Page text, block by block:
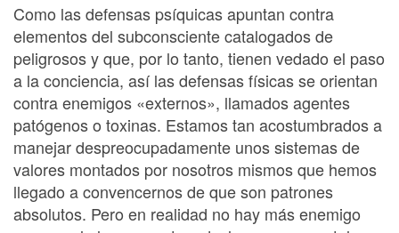
Como las defensas psíquicas apuntan contra
elementos del subconsciente catalogados de
peligrosos y que, por lo tanto, tienen vedado el paso
a la conciencia, así las defensas físicas se orientan
contra enemigos «externos», llamados agentes
patógenos o toxinas. Estamos tan acostumbrados a
manejar despreocupadamente unos sistemas de
valores montados por nosotros mismos que hemos
llegado a convencernos de que son patrones
absolutos. Pero en realidad no hay más enemigo